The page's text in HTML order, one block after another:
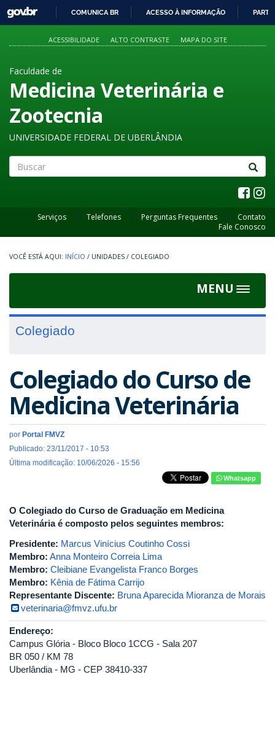
PARA
O
GOVBR
COMUNICA BR ACESSO À INFORMAÇÃO
ACESSIBILIDADE ALTO CONTRASTE MAPA DO SITE
Faculdade de
Medicina Veterinária e
Zootecnia
UNIVERSIDADE FEDERAL DE UBERLÂNDIA
Serviços Telefones Perguntas Frequentes
Contato
Fale Conosco
INÍCIO / UNIDADES / COLEGIADO
MENU
Toggle
Colegiado
Colegiado do Curso de
Medicina Veterinária
por Portal FMVZ
Publicado: 23/11/2017 - 10:53
Última modificação: 10/06/2026 - 15:56
Whatsapp
O Colegiado do Curso de Graduação em Medicina
Veterinária é composto pelos seguintes membros:
Presidente: Marcus Vinícius Coutinho Cossi
Membro: Anna Monteiro Correia Lima
Membro: Cleibiane Evangelista Franco Borges
Membro: Kênia de Fátima Carrijo
Representante Discente: Bruna Aparecida Mioranza de Morais
veterinaria@fmvz.ufu.br
Endereço:
Campus Glória - Bloco Bloco 1CCG - Sala 207
BR 050 / KM 78
Uberlândia - MG - CEP 38410-337